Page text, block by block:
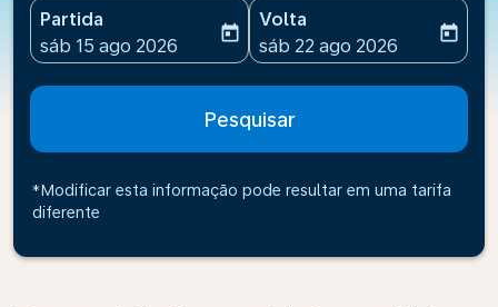
Partida
fc-booking-departure-date-aria-label
sáb 15 ago 2026
today
Volta
fc-booking-return-date-
sáb 22 ago 2026
today
Pesquisar
*Modificar esta informação pode resultar em uma tarifa
diferente